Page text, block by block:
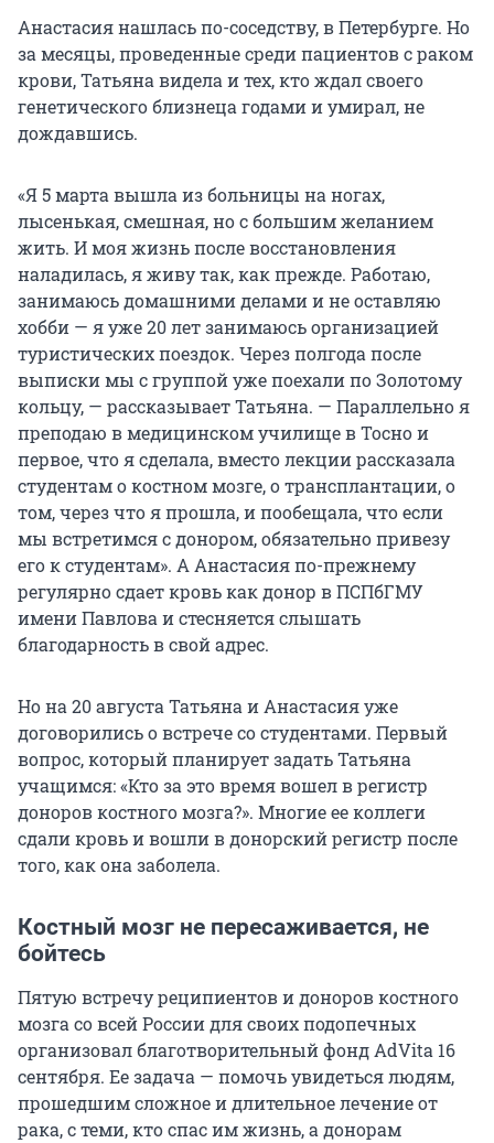
Анастасия нашлась по-соседству, в Петербурге. Но
за месяцы, проведенные среди пациентов с раком
крови, Татьяна видела и тех, кто ждал своего
генетического близнеца годами и умирал, не
дождавшись.
«Я 5 марта вышла из больницы на ногах,
лысенькая, смешная, но с большим желанием
жить. И моя жизнь после восстановления
наладилась, я живу так, как прежде. Работаю,
занимаюсь домашними делами и не оставляю
хобби — я уже 20 лет занимаюсь организацией
туристических поездок. Через полгода после
выписки мы с группой уже поехали по Золотому
кольцу, — рассказывает Татьяна. — Параллельно я
преподаю в медицинском училище в Тосно и
первое, что я сделала, вместо лекции рассказала
студентам о костном мозге, о трансплантации, о
том, через что я прошла, и пообещала, что если
мы встретимся с донором, обязательно привезу
его к студентам». А Анастасия по-прежнему
регулярно сдает кровь как донор в ПСПбГМУ
имени Павлова и стесняется слышать
благодарность в свой адрес.
Но на 20 августа Татьяна и Анастасия уже
договорились о встрече со студентами. Первый
вопрос, который планирует задать Татьяна
учащимся: «Кто за это время вошел в регистр
доноров костного мозга?». Многие ее коллеги
сдали кровь и вошли в донорский регистр после
того, как она заболела.
Костный мозг не пересаживается, не
бойтесь
Пятую встречу реципиентов и доноров костного
мозга со всей России для своих подопечных
организовал благотворительный фонд AdVita 16
сентября. Ее задача — помочь увидеться людям,
прошедшим сложное и длительное лечение от
рака, с теми, кто спас им жизнь, а донорам